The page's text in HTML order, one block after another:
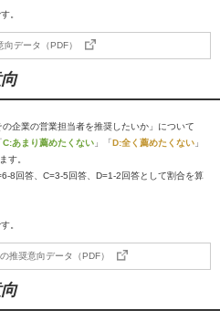
。
向データ（PDF）
企業の営業担当者を推奨したいか」について
C:あまり薦めたくない 」「D:全く薦めたくない 」
す。
8回答、C=3-5回答、D=1-2回答として割合を算
。
推奨意向データ（PDF）